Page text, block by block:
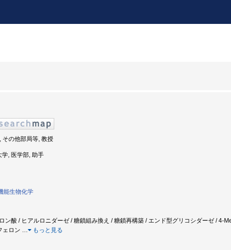
その他部局等, 教授
, 医学部, 助手
能生物化学
ン酸 / ヒアルロニダーゼ / 糖鎖組み換え / 糖鎖再構築 / エンド型グリコシダーゼ / 4-
ェロン … もっと見る